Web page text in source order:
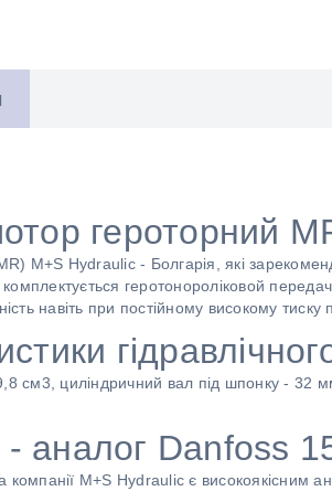
героторний
M+S Hydraulic - Болгарія, які
комплектується геротонороліковой
навіть при постійному високому тиску
см3, циліндричний вал під шпонку - 32
аналог Danfoss
компанії M+S Hydraulic є високоякісним